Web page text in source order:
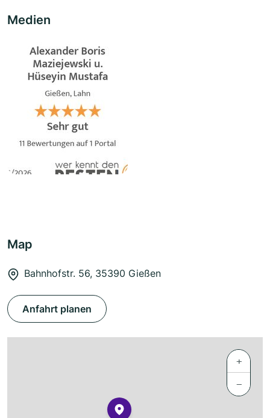
Medien
Map
Bahnhofstr. 56, 35390 Gießen
Anfahrt planen
+
−